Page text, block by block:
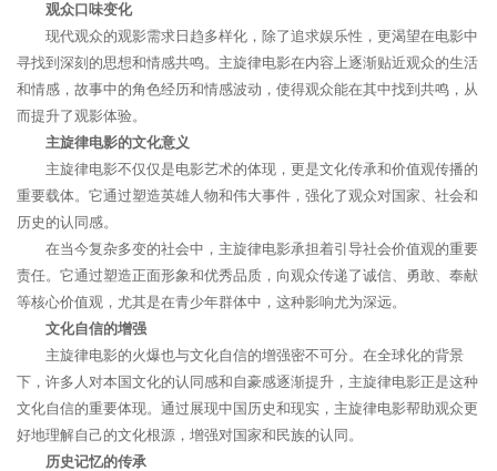
观众口味变化
现代观众的观影需求日趋多样化，除了追求娱乐性，更渴望在电影中
寻找到深刻的思想和情感共鸣。主旋律电影在内容上逐渐贴近观众的生活
和情感，故事中的角色经历和情感波动，使得观众能在其中找到共鸣，从
而提升了观影体验。
主旋律电影的文化意义
主旋律电影不仅仅是电影艺术的体现，更是文化传承和价值观传播的
重要载体。它通过塑造英雄人物和伟大事件，强化了观众对国家、社会和
历史的认同感。
在当今复杂多变的社会中，主旋律电影承担着引导社会价值观的重要
责任。它通过塑造正面形象和优秀品质，向观众传递了诚信、勇敢、奉献
等核心价值观，尤其是在青少年群体中，这种影响尤为深远。
文化自信的增强
主旋律电影的火爆也与文化自信的增强密不可分。在全球化的背景
下，许多人对本国文化的认同感和自豪感逐渐提升，主旋律电影正是这种
文化自信的重要体现。通过展现中国历史和现实，主旋律电影帮助观众更
好地理解自己的文化根源，增强对国家和民族的认同。
历史记忆的传承